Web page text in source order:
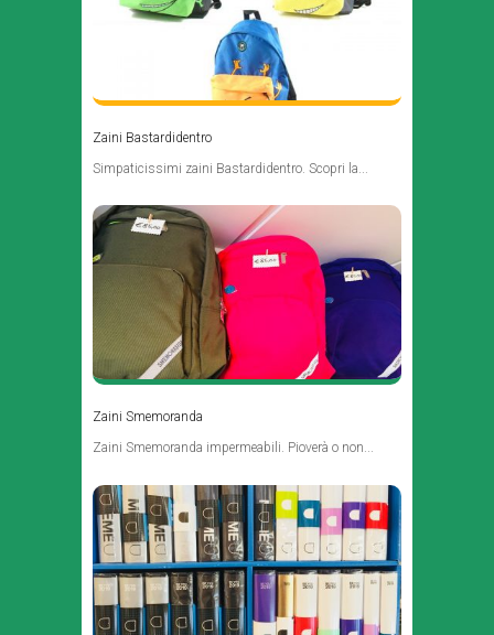
Zaini Bastardidentro
Simpaticissimi zaini Bastardidentro. Scopri la...
Zaini Smemoranda
Zaini Smemoranda impermeabili. Pioverà o non...